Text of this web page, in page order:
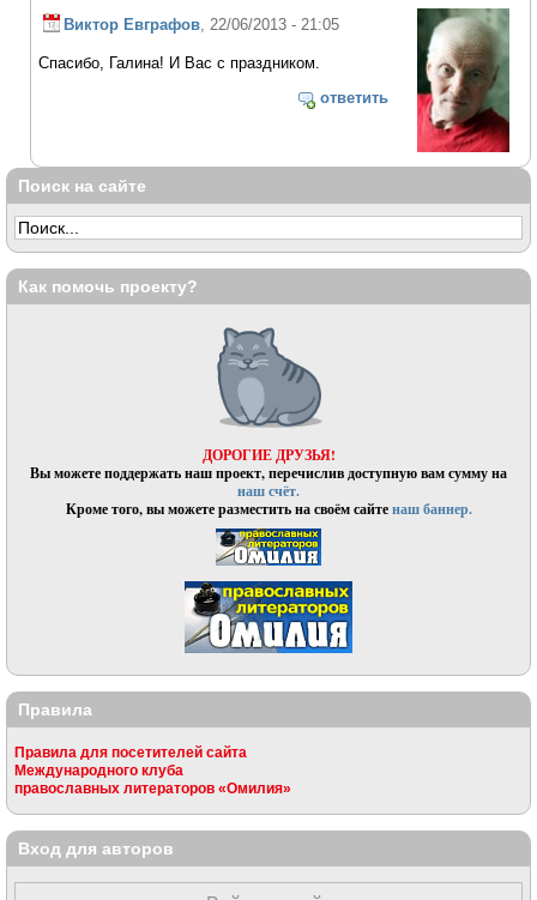
Виктор Евграфов , 22/06/2013 - 21:05
Спасибо, Галина! И Вас с праздником.
ответить
Поиск на сайте
Как помочь проекту?
ДОРОГИЕ ДРУЗЬЯ!
Вы можете поддержать наш проект, перечислив доступную вам сумму на
наш счёт.
Кроме того, вы можете разместить на своём сайтенаш баннер.
Правила
Правила для посетителей сайта
Международного клуба
православных литераторов «Омилия»
Вход для авторов